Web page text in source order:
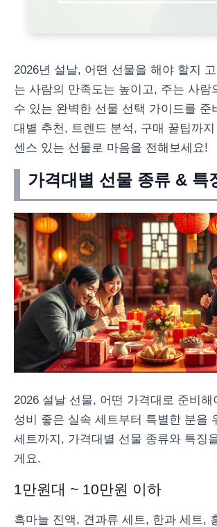
2026년 설날, 어떤 선물을 해야 할지
는 사람의 만족도는 높이고, 주는 사람
수 있는 완벽한 선물 선택 가이드를 준
대별 추천, 트렌드 분석, 구매 꿀팁까
센스 있는 선물로 마음을 전해보세요!
가격대별 선물 종류 & 특
2026 설날 선물, 어떤 가격대로 준비
성비 좋은 실속 세트부터 특별한 분을
세트까지, 가격대별 선물 종류와 특징
게요.
1만원대 ~ 10만원 이하
흑마늘 진액, 견과류 세트, 한과 세트,